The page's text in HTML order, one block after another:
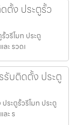
ตั้ง ประตูรั้ว
วรีโมท ประตู
ะ รวดเ
รับติดตั้ง ประตู
ระตูรั้วรีโมท ประตู
ะ ร